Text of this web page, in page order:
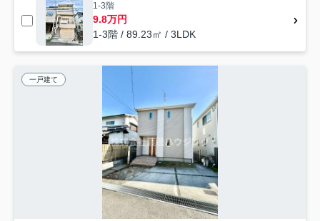
1-3階
9.8万円
1-3階 / 89.23㎡ / 3LDK
一戸建て